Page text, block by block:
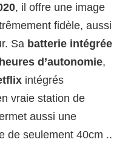
, il offre une image
fidèle, aussi
Sa batterie intégrée
d’autonomie,
intégrés
vraie station de
aussi une
de seulement 40cm ..